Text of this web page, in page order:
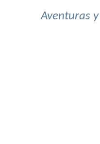
Aventuras